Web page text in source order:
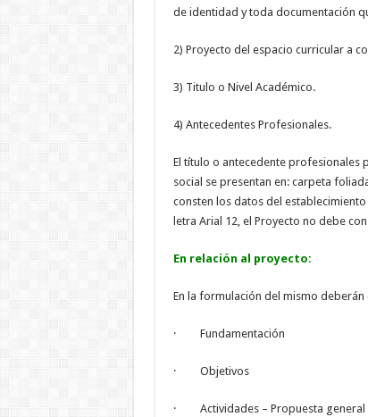
de identidad y toda documentación
2) Proyecto del espacio curricular a
3) Titulo o Nivel Académico.
4) Antecedentes Profesionales.
El título o antecedente profesionales
social se presentan en: carpeta
consten los datos del
letra Arial 12, el Proyecto no debe
En relación al proyecto:
En la formulación del mismo deberán
· Fundamentación
· Objetivos
· Actividades – Propuesta general